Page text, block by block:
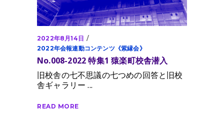
2022年8月14日
2022年会報連動コンテンツ《紫縁会》
No.008-2022 特集1 猿楽町校舎潜入
旧校舎の七不思議の七つめの回答と旧校
舎ギャラリー
READ MORE